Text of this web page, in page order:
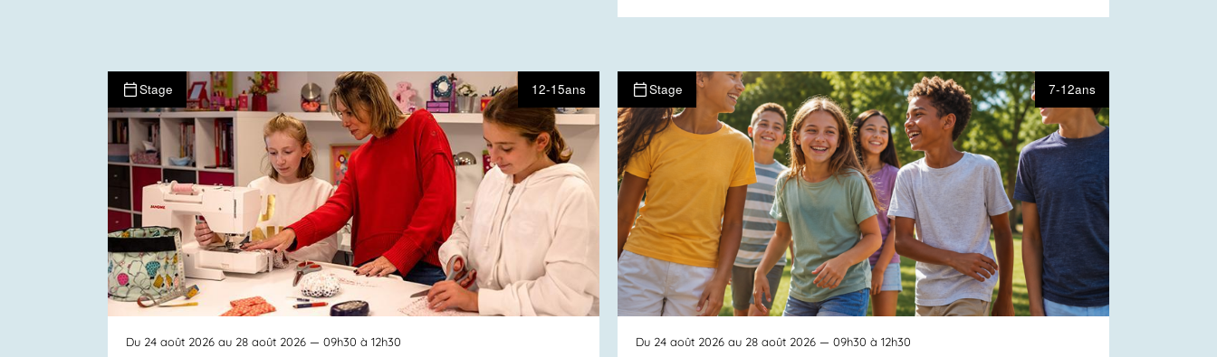
Stage 12-15ans
Du 24 août 2026 au 28 août 2026 — 09h30 à 12h30
Stage 7-12ans
Du 24 août 2026 au 28 août 2026— 09h30 à 12h30